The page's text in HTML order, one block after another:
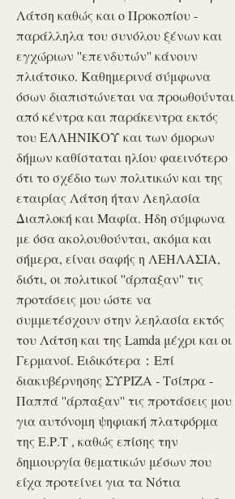
Λάτση καθώς και ο Προκοπίου -
παράλληλα του συνόλου ξένων και
εγχώριων ''επενδυτών'' κάνουν
πλιάτσικο. Καθημερινά σύμφωνα
όσων διαπιστώνεται να προωθούνται
από κέντρα και παράκεντρα εκτός
του ΕΛΛΗΝΙΚΟΥ και των όμορων
δήμων καθίσταται ηλίου φαεινότερο
ότι το σχέδιο των πολιτικών και της
εταιρίας Λάτση ήταν Λεηλασία
Διαπλοκή και Μαφία. Ήδη σύμφωνα
με όσα ακολουθούνται, ακόμα και
σήμερα, είναι σαφής η ΛΕΗΛΑΣΙΑ,
διότι, οι πολιτικοί ''άρπαξαν'' τις
προτάσεις μου ώστε να
συμμετέσχουν στην λεηλασία εκτός
του Λάτση και της Lamda μέχρι και οι
Γερμανοί. Ειδικότερα：Επί
διακυβέρνησης ΣΥΡΙΖΑ - Τσίπρα -
Παππά ''άρπαξαν'' τις προτάσεις μου
για αυτόνομη ψηφιακή πλατφόρμα
της Ε.Ρ.Τ , καθώς επίσης την
δημιουργία θεματικών μέσων που
είχα προτείνει για τα Νότια